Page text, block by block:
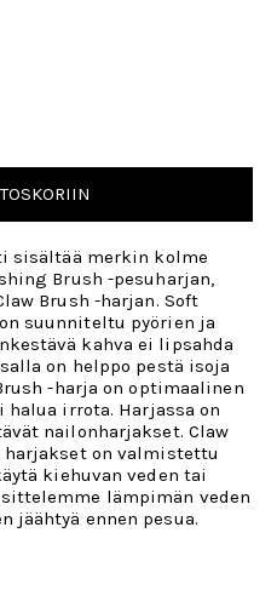
sisältää merkin kolme
Brush -pesuharjan,
Brush -harjan. Soft
suunniteltu pyörien ja
kahva ei lipsahda
on helppo pestä isoja
-harja on optimaalinen
irrota. Harjassa on
nailonharjakset. Claw
on valmistettu
kiehuvan veden tai
lämpimän veden
jäähtyä ennen pesua.